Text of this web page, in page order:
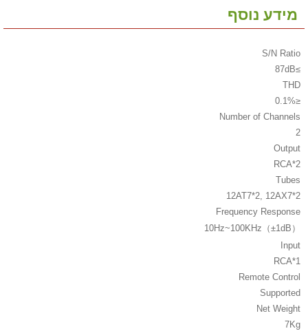
מידע נוסף
S/N Ratio
≥87dB
THD
≤0.1%
Number of Channels
2
Output
RCA*2
Tubes
12AT7*2, 12AX7*2
Frequency Response
10Hz~100KHz（±1dB）
Input
RCA*1
Remote Control
Supported
Net Weight
7Kg